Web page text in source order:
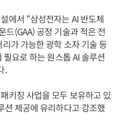
에서 “삼성전자는 AI 반도체
드(GAA) 공정 기술과 적은 전
가 가능한 광학 소자 기술 등
요로 하는 원스톱 AI 솔루션
.
키징 사업을 모두 보유하고 있
션 제공에 유리하다고 강조했